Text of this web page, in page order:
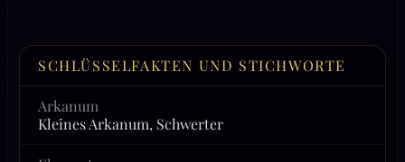
SCHLÜSSELFAKTEN UND STICHWORTE
Arkanum
Kleines Arkanum, Schwerter